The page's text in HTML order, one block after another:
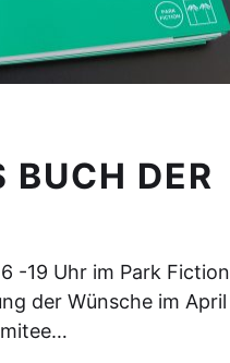
DER
-19 Uhr im Park Fiction
der Wünsche im April